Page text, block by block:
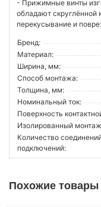
- Прижимные винты
обладают скруглённой
перекусывание и
Бренд:
Материал:
Ширина, мм:
Способ монтажа:
Толщина, мм:
Номинальный ток:
Поверхность
Изолированный
Количество
подключений:
Похожие товары